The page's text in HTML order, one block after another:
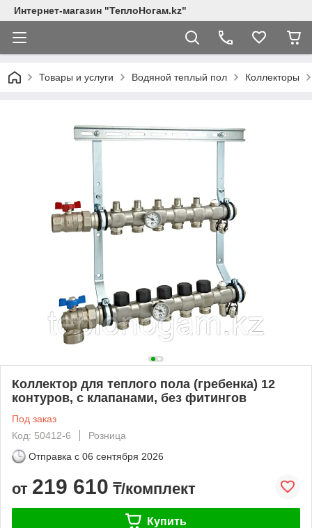
Интернет-магазин "ТеплоНогам.kz"
Товары и услуги Водяной теплый пол Коллекторы
Коллектор для теплого пола (гребенка) 12
контуров, с клапанами, без фитингов
Под заказ
Код: 50412-6
Розница
Отправка с 06 сентября 2026
от 219 610 ₸/комплект
Купить